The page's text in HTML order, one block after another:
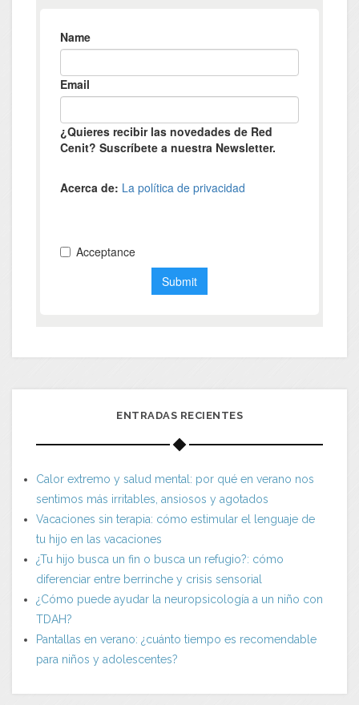
ENTRADAS RECIENTES
Calor extremo y salud mental: por qué en verano nos
sentimos más irritables, ansiosos y agotados
Vacaciones sin terapia: cómo estimular el lenguaje de
tu hijo en las vacaciones
¿Tu hijo busca un fin o busca un refugio?: cómo
diferenciar entre berrinche y crisis sensorial
¿Cómo puede ayudar la neuropsicología a un niño con
TDAH?
Pantallas en verano: ¿cuánto tiempo es recomendable
para niños y adolescentes?